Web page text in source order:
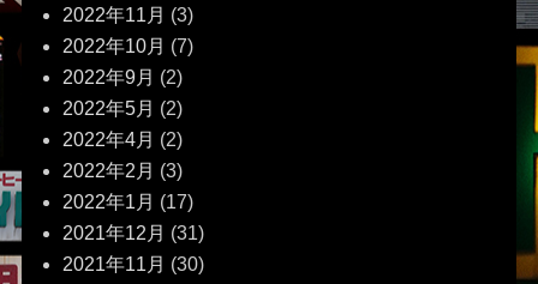
2022年11月 (3)
2022年10月 (7)
2022年9月 (2)
2022年5月 (2)
2022年4月 (2)
2022年2月 (3)
2022年1月 (17)
2021年12月 (31)
2021年11月 (30)